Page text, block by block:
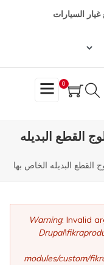
السيارات
Select
0
القطع البديله
القطع البديله الخاص بها
Warning: Invalid
modules/custom/